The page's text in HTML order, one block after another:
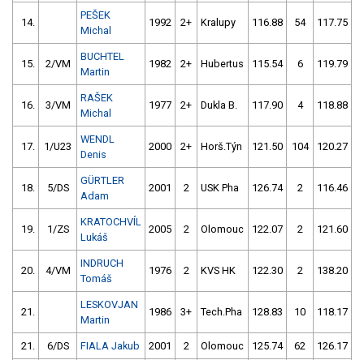
14.
PEŠEK
Michal
1992 2+ Kralupy 116.88 54 117.75
15. 2/VM
BUCHTEL
Martin
1982 2+ Hubertus 115.54 6 119.79
16. 3/VM
RAŠEK
Michal
1977 2+ Dukla B. 117.90 4 118.88
17. 1/U23
WENDL
Denis
2000 2+ Horš.Týn 121.50 104 120.27
18. 5/DS
GÜRTLER
Adam
2001 2 USK Pha 126.74 2 116.46
19. 1/ZS
KRATOCHVÍL
Lukáš
2005 2 Olomouc 122.07 2 121.60
20. 4/VM
INDRUCH
Tomáš
1976 2 KVS HK 122.30 2 138.20
21.
LESKOVJAN
Martin
1986 3+ Tech.Pha 128.83 10 118.17
21. 6/DS FIALA Jakub 2001 2 Olomouc 125.74 62 126.17